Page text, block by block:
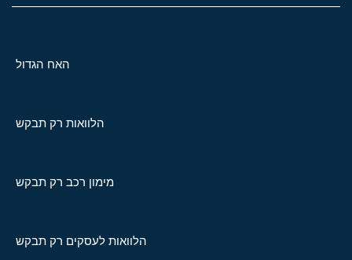
האח הגדול
הלוואות רק תבקש
מימון רכב רק תבקש
הלוואות לעסקים רק תבקש